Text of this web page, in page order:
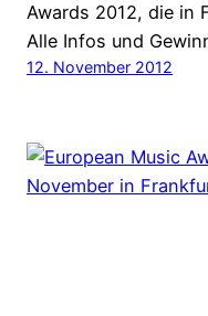
Awards 2012, die in
Alle Infos und
12. November 2012